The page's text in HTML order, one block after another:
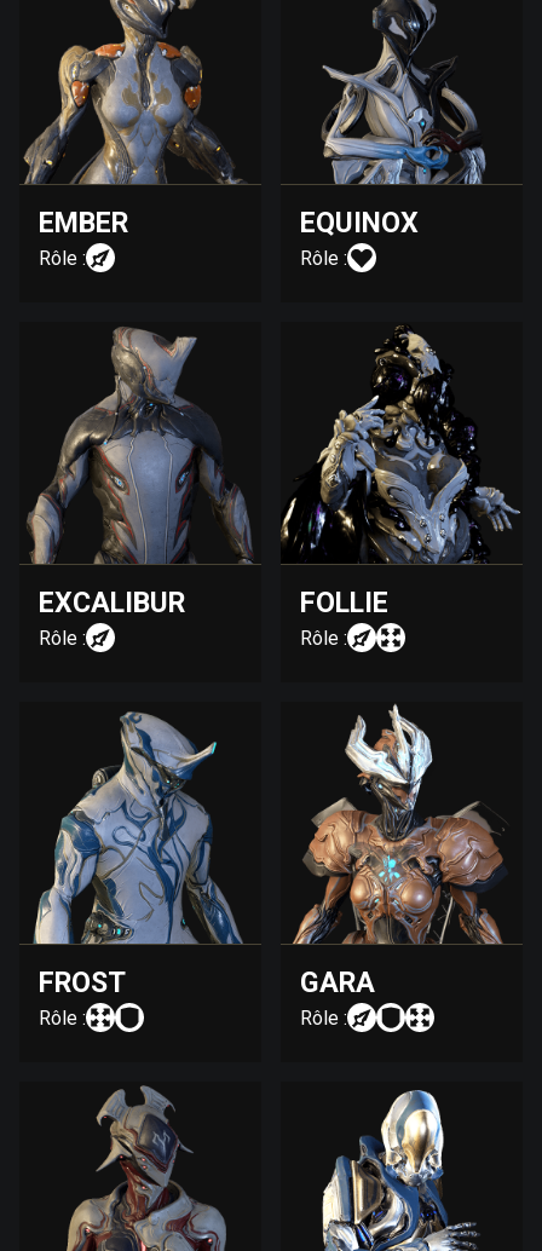
EMBER
Rôle :
EQUINOX
Rôle :
EXCALIBUR
Rôle :
FOLLIE
Rôle :
FROST
Rôle :
GARA
Rôle :